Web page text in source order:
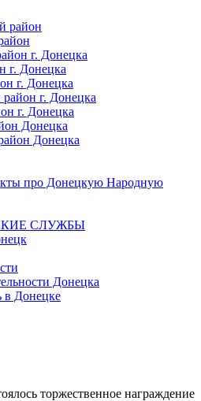
район
г. Донецка
г. Донецка
г. Донецка
г. Донецка
г. Донецка
Донецка
Донецка
про Донецкую Народную
СЛУЖБЫ
Донецка
в Донецке
торжественное награждение